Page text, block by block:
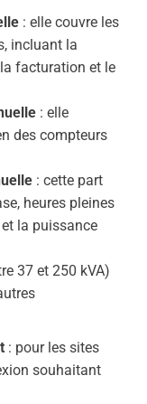
: elle couvre les
incluant la
facturation et le
: elle
des compteurs
: cette part
heures pleines
la puissance
37 et 250 kVA)
: pour les sites
souhaitant